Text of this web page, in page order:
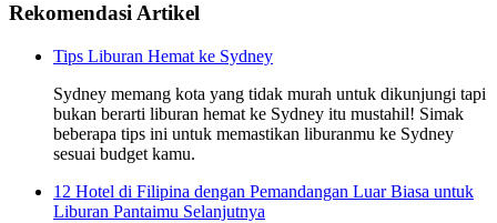
Rekomendasi Artikel
Tips Liburan Hemat ke Sydney
Sydney memang kota yang tidak murah untuk dikunjungi tapi
bukan berarti liburan hemat ke Sydney itu mustahil! Simak
beberapa tips ini untuk memastikan liburanmu ke Sydney
sesuai budget kamu.
12 Hotel di Filipina dengan Pemandangan Luar Biasa untuk
Liburan Pantaimu Selanjutnya